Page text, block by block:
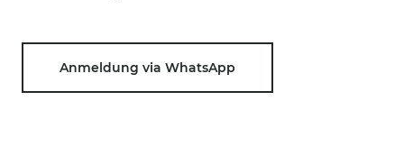
Anmeldung via WhatsApp